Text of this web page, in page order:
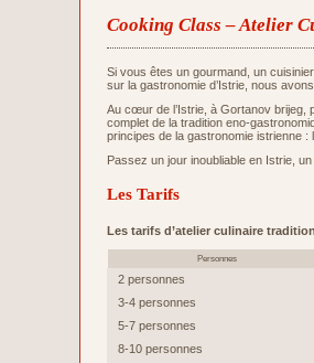
Cooking Class – Atelier
Si vous êtes un gourmand, un
sur la gastronomie d’Istrie, nous
Au cœur de l’Istrie, à Gortanov brijeg,
complet de la tradition eno-
principes de la gastronomie istrienne
Passez un jour inoubliable en Istrie,
Les Tarifs
Les tarifs d’atelier culinaire
Personnes
2 personnes
3-4 personnes
5-7 personnes
8-10 personnes